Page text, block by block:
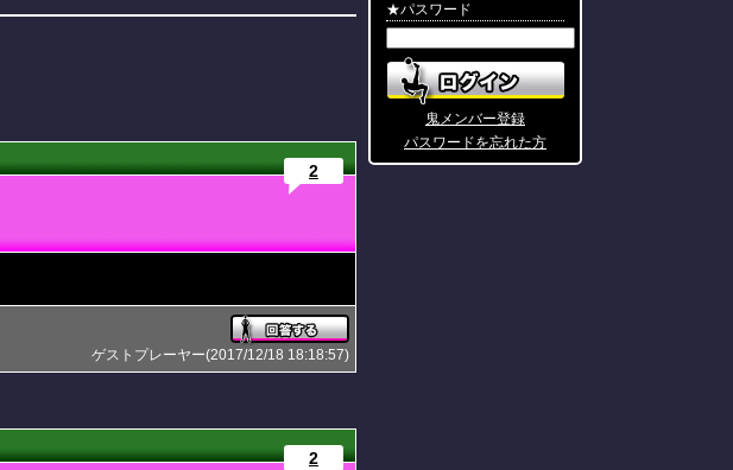
2
ゲストプレーヤー(2017/12/18 18:18:57)
2
★パスワード
鬼メンバー登録
パスワードを忘れた方